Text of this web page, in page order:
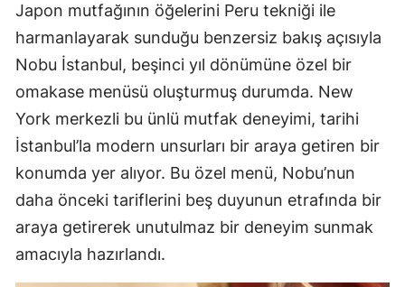
Japon mutfağının öğelerini Peru tekniği ile
harmanlayarak sunduğu benzersiz bakış açısıyla
Nobu İstanbul, beşinci yıl dönümüne özel bir
omakase menüsü oluşturmuş durumda. New
York merkezli bu ünlü mutfak deneyimi, tarihi
İstanbul’la modern unsurları bir araya getiren bir
konumda yer alıyor. Bu özel menü, Nobu’nun
daha önceki tariflerini beş duyunun etrafında bir
araya getirerek unutulmaz bir deneyim sunmak
amacıyla hazırlandı.